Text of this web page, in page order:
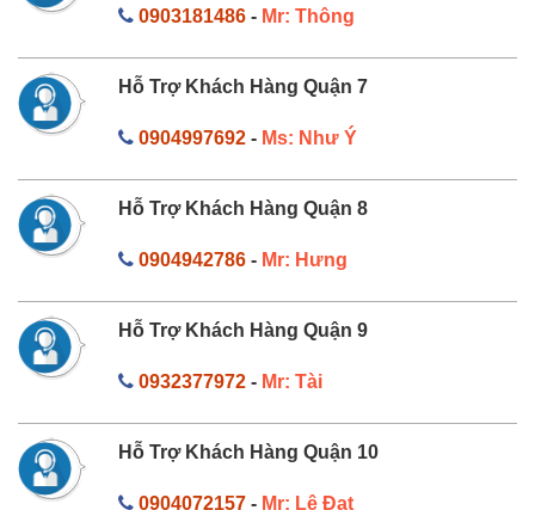
0903181486- Mr: Thông
Hỗ Trợ Khách Hàng Quận 7
0904997692- Ms: Như Ý
Hỗ Trợ Khách Hàng Quận 8
0904942786- Mr: Hưng
Hỗ Trợ Khách Hàng Quận 9
0932377972- Mr: Tài
Hỗ Trợ Khách Hàng Quận 10
0904072157- Mr: Lê Đạt